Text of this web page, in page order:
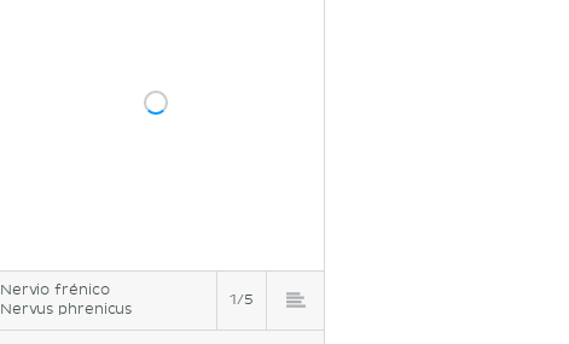
Nervio frénico
Nervus phrenicus
1/5